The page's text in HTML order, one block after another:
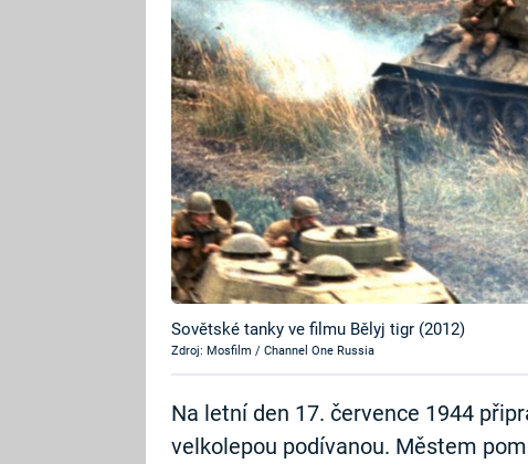
Sovětské tanky ve filmu Bělyj tigr (2012)
Zdroj: Mosfilm / Channel One Russia
Na letní den 17. července 1944
velkolepou podívanou. Městem